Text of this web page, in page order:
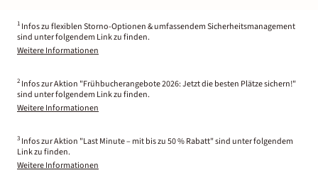
1 Infos zu flexiblen Storno-Optionen & umfassendem Sicherheitsmanagement
sind unter folgendem Link zu finden.
Weitere Informationen
2 Infos zur Aktion "Frühbucherangebote 2026: Jetzt die besten Plätze sichern!"
sind unter folgendem Link zu finden.
Weitere Informationen
3 Infos zur Aktion "Last Minute – mit bis zu 50 % Rabatt" sind unter folgendem
Link zu finden.
Weitere Informationen